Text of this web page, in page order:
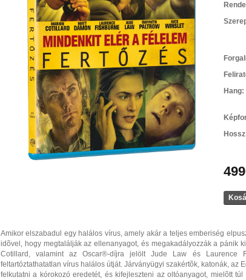
Hang:
Amikor elszabadul egy halálos vírus, amely akár a teljes emberiség
idõvel, hogy megtalálják az ellenanyagot, és megakadályozzák a pánik
Cotillard, valamint az Oscar®-díjra jelölt Jude Law és Laurence
feltartóztathatatlan vírus halálos útját. Járványügyi szakértõk, katonák, az
felkutatni a kórokozó eredetét, és kifejleszteni az oltóanyagot, mielõtt